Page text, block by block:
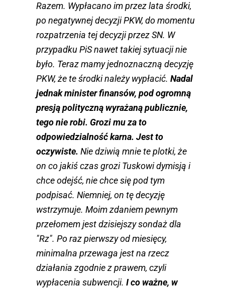
Razem. Wypłacano im przez lata środki,
po negatywnej decyzji PKW, do momentu
rozpatrzenia tej decyzji przez SN. W
przypadku PiS nawet takiej sytuacji nie
było. Teraz mamy jednoznaczną decyzję
PKW, że te środki należy wypłacić. Nadal
jednak minister finansów, pod ogromną
presją polityczną wyrażaną publicznie,
tego nie robi. Grozi mu za to
odpowiedzialność karna. Jest to
oczywiste. Nie dziwią mnie te plotki, że
on co jakiś czas grozi Tuskowi dymisją i
chce odejść, nie chce się pod tym
podpisać. Niemniej, on tę decyzję
wstrzymuje. Moim zdaniem pewnym
przełomem jest dzisiejszy sondaż dla
"Rz". Po raz pierwszy od miesięcy,
minimalna przewaga jest na rzecz
działania zgodnie z prawem, czyli
wypłacenia subwencji. I co ważne, w